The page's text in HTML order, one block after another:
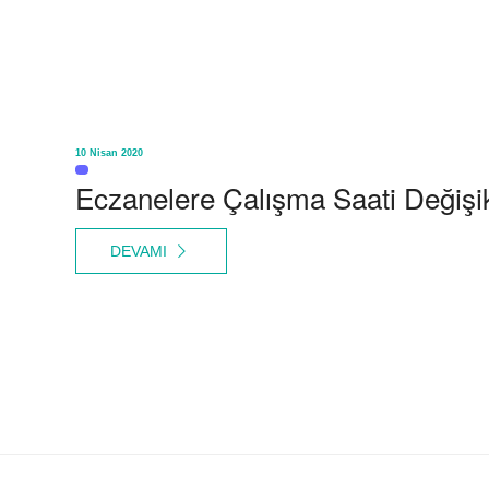
10 Nisan 2020
Eczanelere Çalışma Saati
DEVAMI